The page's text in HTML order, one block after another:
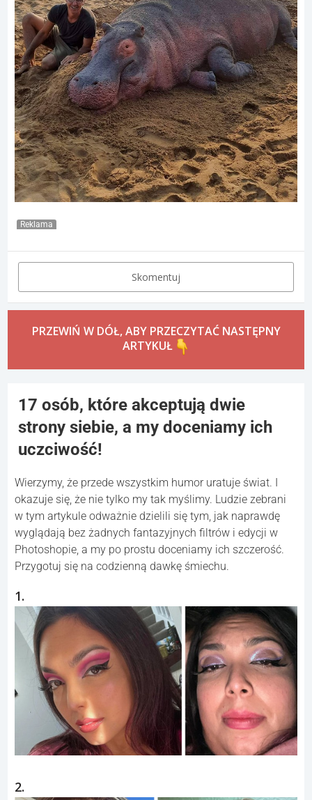
Reklama
Skomentuj
PRZEWIŃ W DÓŁ, ABY PRZECZYTAĆ NASTĘPNY
ARTYKUŁ
17 osób, które akceptują dwie
strony siebie, a my doceniamy ich
uczciwość!
Wierzymy, że przede wszystkim humor uratuje świat. I
okazuje się, że nie tylko my tak myślimy. Ludzie zebrani
w tym artykule odważnie dzielili się tym, jak naprawdę
wyglądają bez żadnych fantazyjnych filtrów i edycji w
Photoshopie, a my po prostu doceniamy ich szczerość.
Przygotuj się na codzienną dawkę śmiechu.
1.
2.